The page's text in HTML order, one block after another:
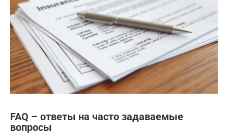
FAQ – ответы на часто задаваемые
вопросы